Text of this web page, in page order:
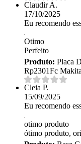
Claudir A.
17/10/2025
Eu recomendo
Otimo
Perfeito
Produto: Placa
Rp2301Fc
Cleia P.
15/09/2025
Eu recomendo
otimo produto
ótimo produto,